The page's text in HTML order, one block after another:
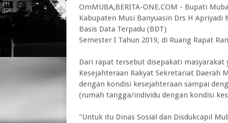
OmMUBA,BERITA-ONE.COM - Bupati
Kabupaten Musi Banyuasin Drs H
Basis Data Terpadu (BDT)
Semester I Tahun 2019, di Ruang Rapat
Dari rapat tersebut disepakati
Kesejahteraan Rakyat Sekretariat Daerah
dengan kondisi kesejahteraan sampai
(rumah tangga/individu dengan kondisi
"Untuk itu Dinas Sosial dan Disdukcapil